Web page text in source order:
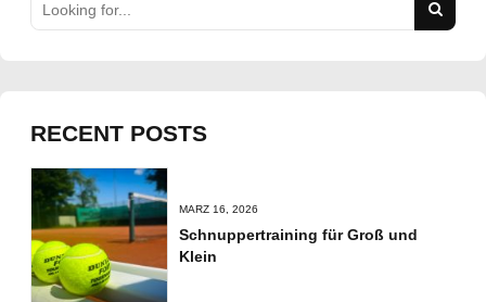
RECENT POSTS
MÄRZ 16, 2026
Schnuppertraining für Groß und
Klein